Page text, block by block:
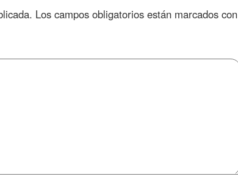
Los campos obligatorios están marcados con